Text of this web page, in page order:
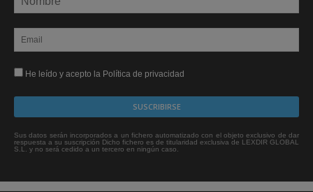
He leído y acepto la Política de privacidad
Sus datos serán incorporados a un fichero automatizado con el objeto exclusivo de dar
respuesta a su suscripción Dicho fichero es de titularidad exclusiva de LEXDIR GLOBAL
S.L. y no será cedido a un tercero en ningún caso.